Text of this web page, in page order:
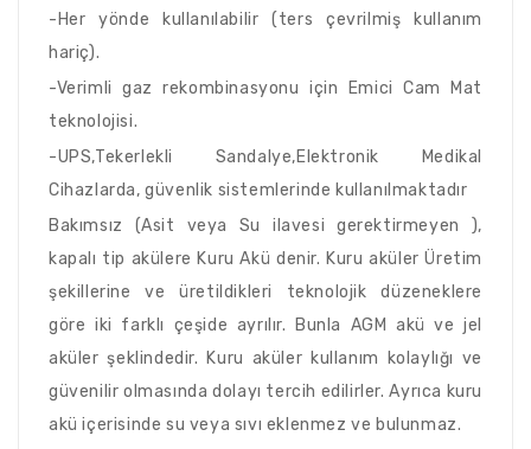
-Her yönde kullanılabilir (ters çevrilmiş kullanım
hariç).
-Verimli gaz rekombinasyonu için Emici Cam Mat
teknolojisi.
-UPS,Tekerlekli Sandalye,Elektronik Medikal
Cihazlarda, güvenlik sistemlerinde kullanılmaktadır
Bakımsız (Asit veya Su ilavesi gerektirmeyen ),
kapalı tip akülere Kuru Akü denir. Kuru aküler Üretim
şekillerine ve üretildikleri teknolojik düzeneklere
göre iki farklı çeşide ayrılır. Bunla AGM akü ve jel
aküler şeklindedir. Kuru aküler kullanım kolaylığı ve
güvenilir olmasında dolayı tercih edilirler. Ayrıca kuru
akü içerisinde su veya sıvı eklenmez ve bulunmaz.